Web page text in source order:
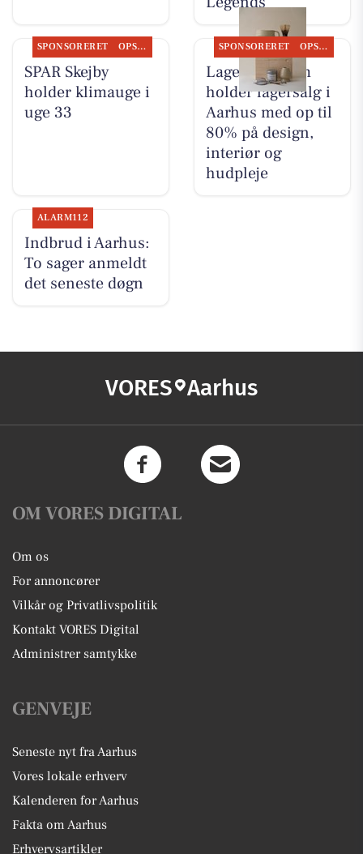
SPONSORERET OPSLAGSTAVLEN
SPAR Skejby
holder klimauge i
uge 33
SPONSORERET OPSLAGSTAVLEN
Lagersalg.com
holder lagersalg i
Aarhus med op til
80% på design,
interiør og
hudpleje
ALARM112
Indbrud i Aarhus:
To sager anmeldt
det seneste døgn
VORES Aarhus
OM VORES DIGITAL
Om os
For annoncører
Vilkår og Privatlivspolitik
Kontakt VORES Digital
Administrer samtykke
GENVEJE
Seneste nyt fra Aarhus
Vores lokale erhverv
Kalenderen for Aarhus
Fakta om Aarhus
Erhvervsartikler